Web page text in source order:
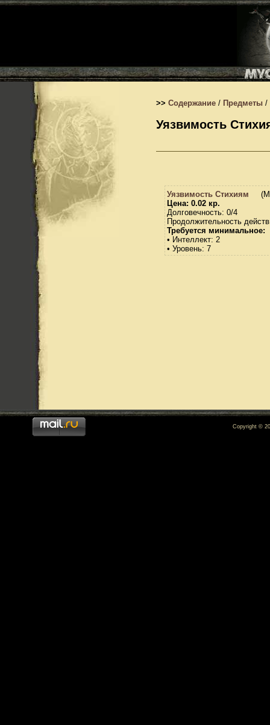
>> Содержание / Предметы /
Уязвимость
Уязвимость Стихиям
Цена: 0.02 кр.
Долговечность: 0/4
Продолжительность
Требуется минимальное:
• Интеллект: 2
• Уровень: 7
Copyright ©